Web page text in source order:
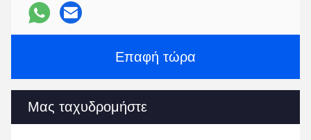
Επαφή τώρα
Μας ταχυδρομήστε